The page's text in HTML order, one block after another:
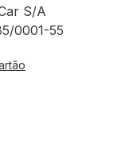
S/A
0001-55